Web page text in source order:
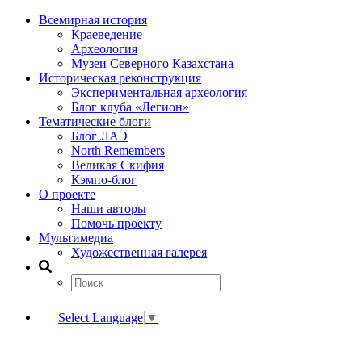
Всемирная история
Краеведение
Археология
Музеи Северного Казахстана
Историческая реконструкция
Экспериментальная археология
Блог клуба «Легион»
Тематические блоги
Блог ЛАЭ
North Remembers
Великая Скифия
Кэмпо-блог
О проекте
Наши авторы
Помочь проекту
Мультимедиа
Художественная галерея
Select Language ▼